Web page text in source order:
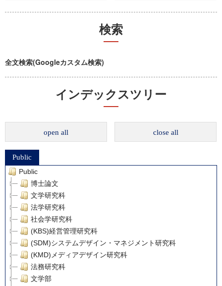
検索
全文検索(Googleカスタム検索)
インデックスツリー
open all close all
Public
Public
博士論文
文学研究科
法学研究科
社会学研究科
(KBS)経営管理研究科
(SDM)システムデザイン・マネジメント研究科
(KMD)メディアデザイン研究科
法務研究科
文学部